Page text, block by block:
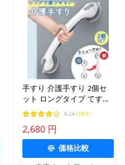
手すり 介護手すり 2個セ
ット ロングタイプ てすり
手摺り 介護用品 お風呂 浴
室 浴槽 立ち上がり 吸盤
補助 トイレ 高齢者 転倒防
止 掴まる
4.24 (78件)
2,680 円
価格比較